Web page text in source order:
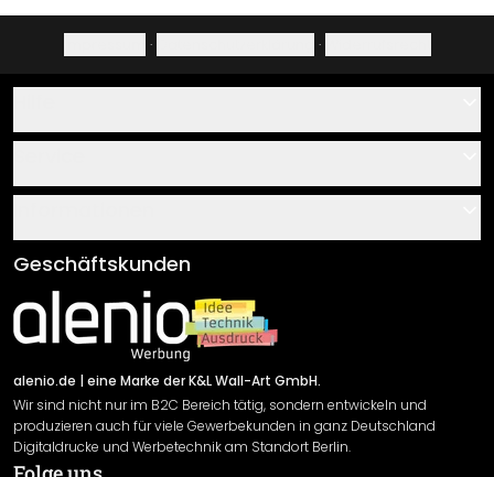
· ·
Über uns
Klebe- und Montageanleitungen
Newsletter An-/Abmeldung
Sendungsverfolgung
AGB
Impressum
Versand & Zahlung
Rücksendung
Widerrufsrecht
Datenschutzerklärung
Geschäftskunden
alenio.de | eine Marke der K&L Wall-Art GmbH.
Wir sind nicht nur im B2C Bereich tätig, sondern entwickeln und
produzieren auch für viele Gewerbekunden in ganz Deutschland
Digitaldrucke und Werbetechnik am Standort Berlin.